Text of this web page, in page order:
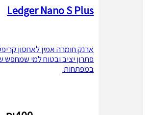
Ledger Nano S Plus
ארנק חומרה אמין לאחסון
פתרון יציב ובטוח למי שמחפש
במפתחות.